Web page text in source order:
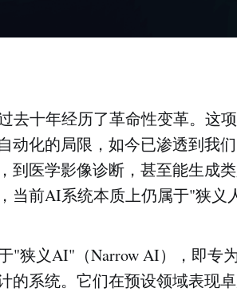
去十年经历了革命性变革。这
动化的局限，如今已渗透到
到医学影像诊断，甚至能生成
当前AI系统本质上仍属于"狭义
"狭义AI"（Narrow AI），即专
的系统。它们在预设领域表现